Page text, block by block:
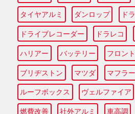
タイヤアルミ ダンロップ ド
ドライブレコーダー ドラレコ
ハリアー バッテリー フロン
ブリヂストン マツダ マフラー
ルーフボックス ヴェルファイア
燃費改善 社外アルミ 車高調